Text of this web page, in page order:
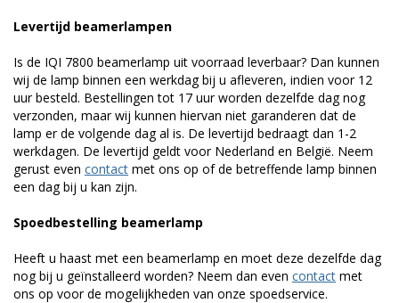
Levertijd beamerlampen
Is de IQI 7800 beamerlamp uit voorraad leverbaar? Dan kunnen
wij de lamp binnen een werkdag bij u afleveren, indien voor 12
uur besteld. Bestellingen tot 17 uur worden dezelfde dag nog
verzonden, maar wij kunnen hiervan niet garanderen dat de
lamp er de volgende dag al is. De levertijd bedraagt dan 1-2
werkdagen. De levertijd geldt voor Nederland en België. Neem
gerust even contact met ons op of de betreffende lamp binnen
een dag bij u kan zijn.
Spoedbestelling beamerlamp
Heeft u haast met een beamerlamp en moet deze dezelfde dag
nog bij u geïnstalleerd worden? Neem dan even contact met
ons op voor de mogelijkheden van onze spoedservice.